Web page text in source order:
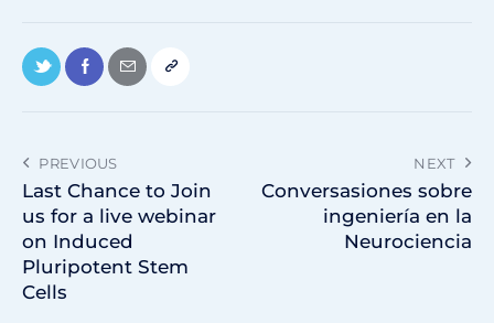
PREVIOUS
Last Chance to Join
us for a live webinar
on Induced
Pluripotent Stem
Cells
NEXT
Conversasiones sobre
ingeniería en la
Neurociencia